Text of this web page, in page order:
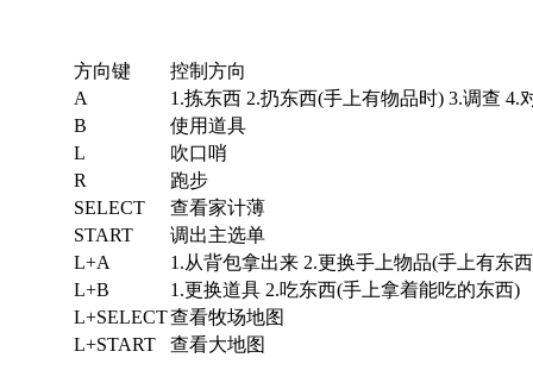
方向键
控制方向
A
1.拣东西 2.扔东西(手上有物品时) 3.调查 4.
B
使用道具
L
吹口哨
R
跑步
SELECT
查看家计薄
START
调出主选单
L+A
1.从背包拿出来 2.更换手上物品(手上有东
L+B
1.更换道具 2.吃东西(手上拿着能吃的东西)
L+SELECT查看牧场地图
L+START
查看大地图